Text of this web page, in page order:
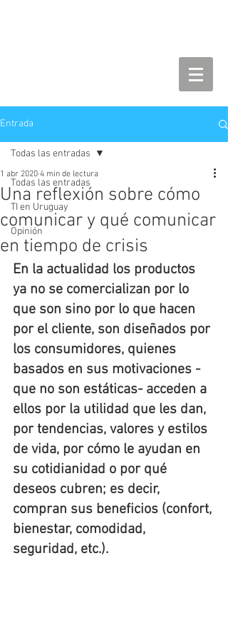
Entrada
Todas las entradas
TI en Uruguay
Opinión
Todas las entradas
Una reflexión sobre cómo
comunicar y qué comunicar
en tiempo de crisis
1 abr 2020 4 min de lectura
En la actualidad los productos
ya no se comercializan por lo
que son sino por lo que hacen
por el cliente, son diseñados por
los consumidores, quienes
basados en sus motivaciones -
que no son estáticas- acceden a
ellos por la utilidad que les dan,
por tendencias, valores y estilos
de vida, por cómo le ayudan en
su cotidianidad o por qué
deseos cubren; es decir,
compran sus beneficios (confort,
bienestar, comodidad,
seguridad, etc.).